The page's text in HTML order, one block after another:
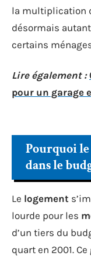
la multiplication
désormais
certains
Lire également :
pour un garage
Pourquoi
dans le
Le logement
lourde pour les
d’un tiers du
quart en 2001.